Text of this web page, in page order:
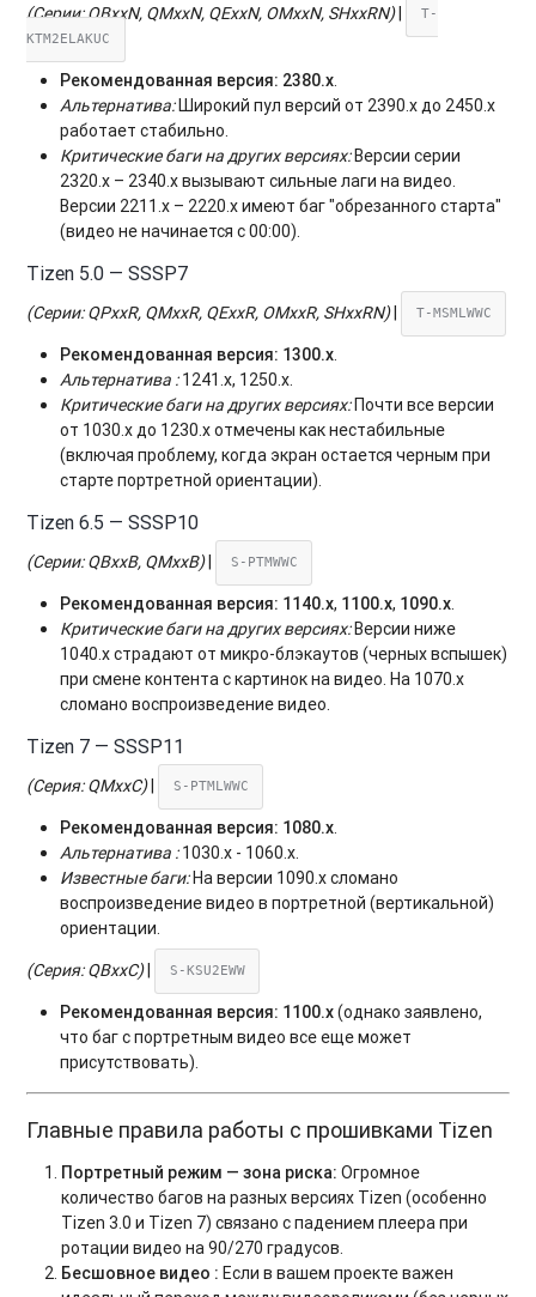
(Серии: QBxxN, QMxxN, QExxN, OMxxN, SHxxRN)|
T-
KTM2ELAKUC
Рекомендованная версия: 2380.x.
Альтернатива:Широкий пул версий от 2390.x до 2450.x
работает стабильно.
Критические баги на других версиях:Версии серии
2320.x – 2340.x вызывают сильные лаги на видео.
Версии 2211.x – 2220.x имеют баг "обрезанного старта"
(видео не начинается с 00:00).
Tizen 5.0 — SSSP7
(Серии: QPxxR, QMxxR, QExxR, OMxxR, SHxxRN)| T-MSMLWWC
Рекомендованная версия: 1300.x
Альтернатива :1241.x, 1250.x.
Критические баги на других версиях:Почти все версии
от 1030.x до 1230.x отмечены как нестабильные
(включая проблему, когда экран остается черным при
старте портретной ориентации).
Tizen 6.5 — SSSP10
(Серии: QBxxB, QMxxB)| S-PTMWWC
Рекомендованная версия: 1140.x, 1100.x, 1090.x
Критические баги на других версиях:Версии ниже
1040.x страдают от микро-блэкаутов (черных вспышек)
при смене контента с картинок на видео. На 1070.x
сломано воспроизведение видео.
Tizen 7 — SSSP11
(Серия: QMxxC)| S-PTMLWWC
Рекомендованная версия: 1080.x
Альтернатива :1030.x - 1060.x.
Известные баги:На версии 1090.x сломано
воспроизведение видео в портретной (вертикальной)
ориентации.
(Серия: QBxxC)| S-KSU2EWW
Рекомендованная версия: 1100.x(однако заявлено,
что баг с портретным видео все еще может
присутствовать).
Главные правила работы с прошивками Tizen
Портретный режим — зона риска: Огромное
количество багов на разных версиях Tizen (особенно
Tizen 3.0 и Tizen 7) связано с падением плеера при
ротации видео на 90/270 градусов.
Бесшовное видео : Если в вашем проекте важен